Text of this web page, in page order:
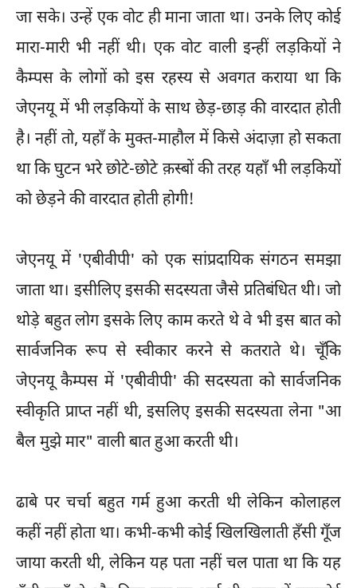
जा सके। उन्हें एक वोट ही माना जाता था। उनके लिए कोई
मारा-मारी भी नहीं थी। एक वोट वाली इन्हीं लड़कियों ने
कैम्पस के लोगों को इस रहस्य से अवगत कराया था कि
जेएनयू में भी लड़कियों के साथ छेड़-छाड़ की वारदात होती
है। नहीं तो, यहाँ के मुक्त-माहौल में किसे अंदाज़ा हो सकता
था कि घुटन भरे छोटे-छोटे क़स्बों की तरह यहाँ भी लड़कियों
को छेड़ने की वारदात होती होगी!
जेएनयू में 'एबीवीपी' को एक सांप्रदायिक संगठन समझा
जाता था। इसीलिए इसकी सदस्यता जैसे प्रतिबंधित थी। जो
थोड़े बहुत लोग इसके लिए काम करते थे वे भी इस बात को
सार्वजनिक रूप से स्वीकार करने से कतराते थे। चूँकि
जेएनयू कैम्पस में 'एबीवीपी' की सदस्यता को सार्वजनिक
स्वीकृति प्राप्त नहीं थी, इसलिए इसकी सदस्यता लेना "आ
बैल मुझे मार" वाली बात हुआ करती थी।
ढाबे पर चर्चा बहुत गर्म हुआ करती थी लेकिन कोलाहल
कहीं नहीं होता था। कभी-कभी कोई खिलखिलाती हँसी गूँज
जाया करती थी, लेकिन यह पता नहीं चल पाता था कि यह